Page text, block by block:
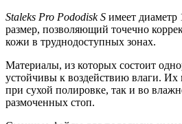
Staleks Pro Pododisk S имеет
размер, позволяющий точечно
кожи в труднодоступных зонах.
Материалы, из которых состоит
устойчивы к воздействию влаги.
при сухой полировке, так и во
размоченных стоп.